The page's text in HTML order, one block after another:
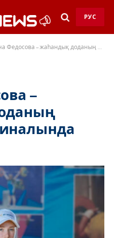
РУС
– жаһандық доданың жартылай финалында
–